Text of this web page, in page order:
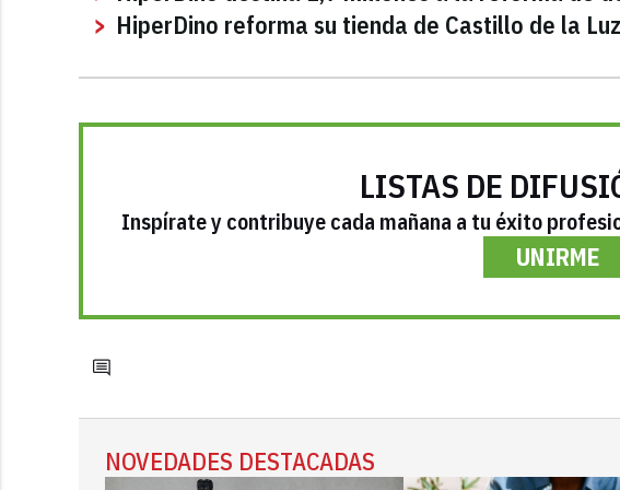
HiperDino reforma su tienda de Castillo de la
LISTAS DE
Inspírate y contribuye cada mañana a tu éxito
UNIRME
NOVEDADES DESTACADAS